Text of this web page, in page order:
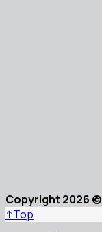
Copyright 2026 ©
↑Top